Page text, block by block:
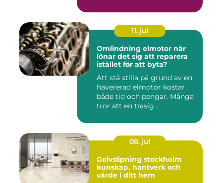
11. jul
Omlindning elmotor när
lönar det sig att reparera
istället för att byta?
Att stå stilla på grund av en
havererad elmotor kostar
både tid och pengar. Många
tror att en trasig...
08. jul
Golvslipning stockholm
kunskap, hantverk och
värde i ditt hem